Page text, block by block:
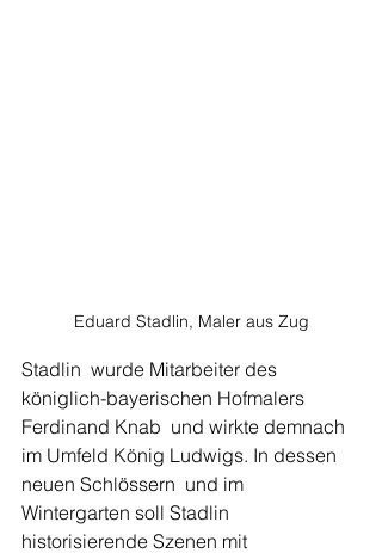
Eduard Stadlin, Maler aus Zug
Stadlin  wurde Mitarbeiter des
königlich-bayerischen Hofmalers
Ferdinand Knab  und wirkte demnach
im Umfeld König Ludwigs. In dessen
neuen Schlössern  und im
Wintergarten soll Stadlin
historisierende Szenen mit